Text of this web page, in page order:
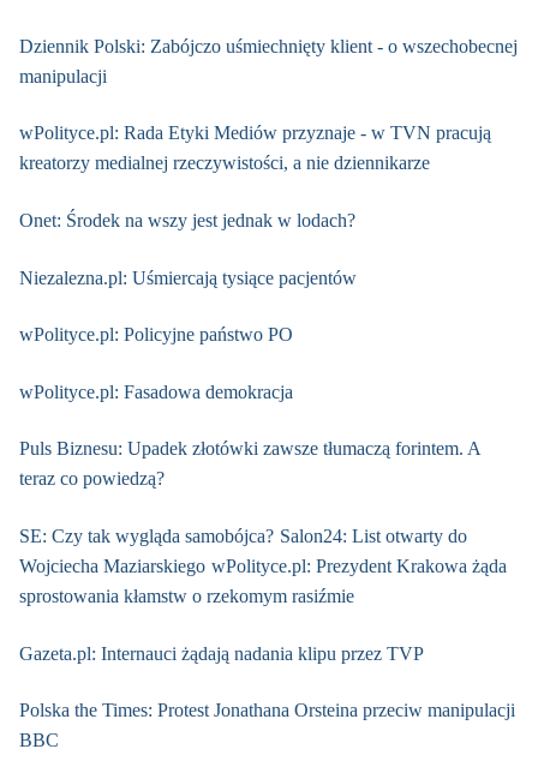
Dziennik Polski: Zabójczo uśmiechnięty klient - o wszechobecnej
manipulacji
wPolityce.pl: Rada Etyki Mediów przyznaje - w TVN pracują
kreatorzy medialnej rzeczywistości, a nie dziennikarze
Onet: Środek na wszy jest jednak w lodach?
Niezalezna.pl: Uśmiercają tysiące pacjentów
wPolityce.pl: Policyjne państwo PO
wPolityce.pl: Fasadowa demokracja
Puls Biznesu: Upadek złotówki zawsze tłumaczą forintem. A
teraz co powiedzą?
SE: Czy tak wygląda samobójca? Salon24: List otwarty do
Wojciecha Maziarskiego wPolityce.pl: Prezydent Krakowa żąda
sprostowania kłamstw o rzekomym rasiźmie
Gazeta.pl: Internauci żądają nadania klipu przez TVP
Polska the Times: Protest Jonathana Orsteina przeciw manipulacji
BBC